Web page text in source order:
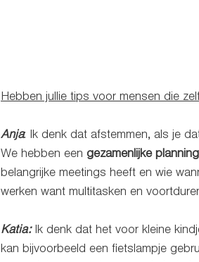
Hebben jullie tips voor mensen die
Anja: Ik denk dat afstemmen, als je
We hebben een gezamenlijke planning
belangrijke meetings heeft en wie
werken want multitasken en
Katia: Ik denk dat het voor kleine
kan bijvoorbeeld een fietslampje